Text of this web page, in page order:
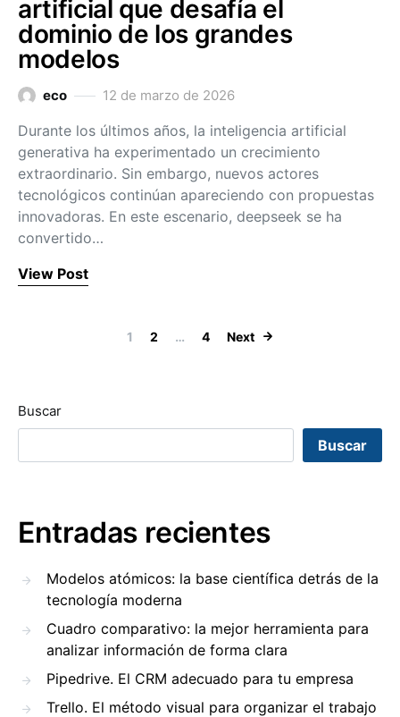
artificial que desafía el
dominio de los grandes
modelos
eco 12 de marzo de 2026
Durante los últimos años, la inteligencia artificial
generativa ha experimentado un crecimiento
extraordinario. Sin embargo, nuevos actores
tecnológicos continúan apareciendo con propuestas
innovadoras. En este escenario, deepseek se ha
convertido…
View Post
Paginación de
1 2 … 4 Next
Buscar
Buscar
Entradas recientes
Modelos atómicos: la base científica detrás de la
tecnología moderna
Cuadro comparativo: la mejor herramienta para
analizar información de forma clara
Pipedrive. El CRM adecuado para tu empresa
Trello. El método visual para organizar el trabajo